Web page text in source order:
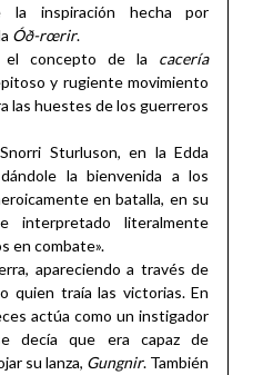
la inspiración hecha por
Óð-rœrir.
el concepto de la cacería
y rugiente movimiento
las huestes de los guerreros
Sturluson, en la Edda
la bienvenida a los
en batalla, en su
interpretado literalmente
en combate».
apareciendo a través de
quien traía las victorias. En
actúa como un instigador
decía que era capaz de
su lanza, Gungnir. También